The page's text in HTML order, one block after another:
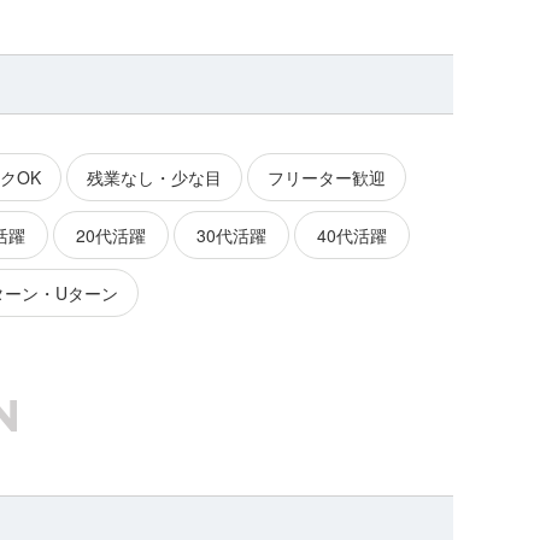
OK 残業なし・少な目 フリーター歓迎
躍 20代活躍 30代活躍 40代活躍
ーン・Uターン